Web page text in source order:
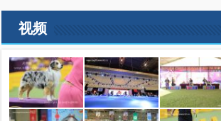
视频